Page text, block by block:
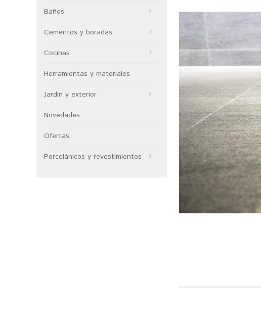
Baños
Cementos y boradas
Cocinas
Herramientas y materiales
Jardín y exterior
Novedades
Ofertas
Porcelánicos y revestimientos